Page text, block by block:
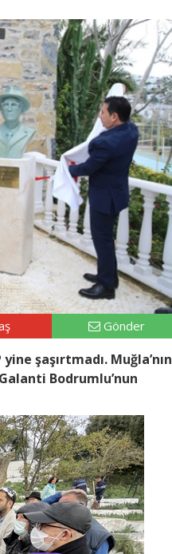
Gönder
şaşırtmadı. Muğla’nın
Bodrumlu’nun